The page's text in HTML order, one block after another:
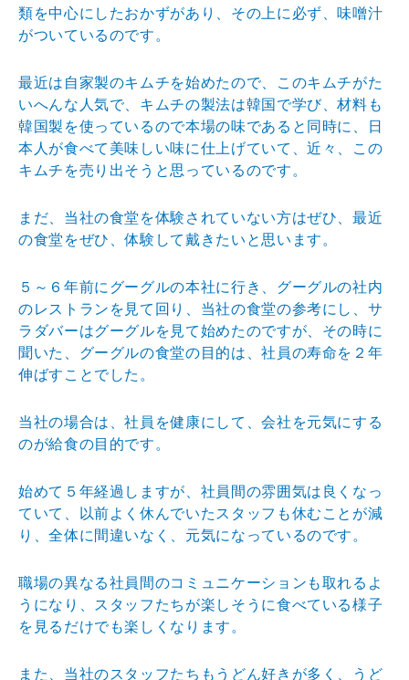
類を中心にしたおかずがあり、その上に必ず、味噌汁
がついているのです。
最近は自家製のキムチを始めたので、このキムチがた
いへんな人気で、キムチの製法は韓国で学び、材料も
韓国製を使っているので本場の味であると同時に、日
本人が食べて美味しい味に仕上げていて、近々、この
キムチを売り出そうと思っているのです。
まだ、当社の食堂を体験されていない方はぜひ、最近
の食堂をぜひ、体験して戴きたいと思います。
５～６年前にグーグルの本社に行き、グーグルの社内
のレストランを見て回り、当社の食堂の参考にし、サ
ラダバーはグーグルを見て始めたのですが、その時に
聞いた、グーグルの食堂の目的は、社員の寿命を２年
伸ばすことでした。
当社の場合は、社員を健康にして、会社を元気にする
のが給食の目的です。
始めて５年経過しますが、社員間の雰囲気は良くなっ
ていて、以前よく休んでいたスタッフも休むことが減
り、全体に間違いなく、元気になっているのです。
職場の異なる社員間のコミュニケーションも取れるよ
うになり、スタッフたちが楽しそうに食べている様子
を見るだけでも楽しくなります。
また、当社のスタッフたちもうどん好きが多く、うど